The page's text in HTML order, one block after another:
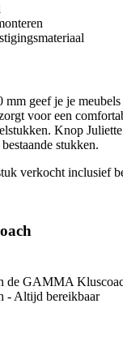
geef je je
voor een
Knop
stukken.
verkocht inclusief
de GAMMA
- Altijd bereikbaar